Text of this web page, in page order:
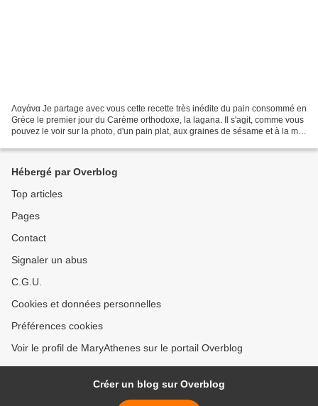
Λαγάνα Je partage avec vous cette recette très inédite du pain consommé en
Grèce le premier jour du Carème orthodoxe, la lagana. Il s'agit, comme vous
pouvez le voir sur la photo, d'un pain plat, aux graines de sésame et à la mie
Hébergé par Overblog
Top articles
Pages
Contact
Signaler un abus
C.G.U.
Cookies et données personnelles
Préférences cookies
Voir le profil de MaryAthenes sur le portail Overblog
Créer un blog sur Overblog